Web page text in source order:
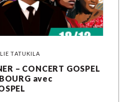
TATUKILA
– CONCERT GOSPEL
avec